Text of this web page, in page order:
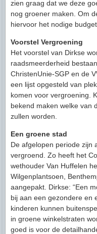
zien graag dat we deze
nog groener maken. Om
hiervoor het nodige
Voorstel Vergroening
Het voorstel van Dirkse
raadsmeerderheid
ChristenUnie-SGP en de
een lijst opgesteld van
komen voor vergroening.
bekend maken welke van
zullen worden.
Een groene stad
De afgelopen periode zijn
vergroend. Zo heeft het
wethouder Van Huffelen
Wilgenplantsoen,
aangepakt. Dirkse: “Een
bij aan een gezondere en
kinderen kunnen
in groene winkelstraten
goed is voor de